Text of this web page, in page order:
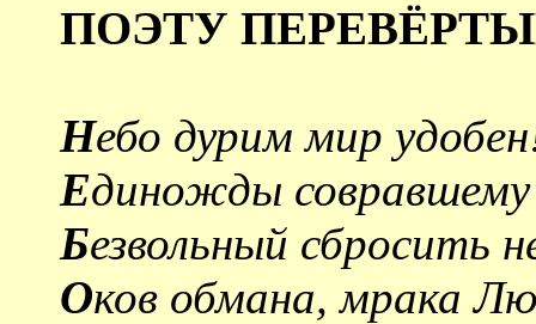
ПОЭТУ
Небо дурим мир
Единожды
Безвольный сбросить
Оков обмана, мрака